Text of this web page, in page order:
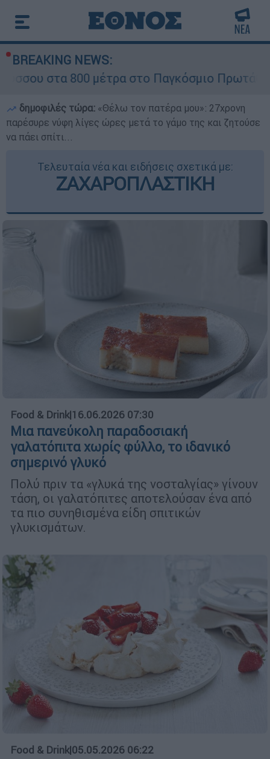
BREAKING NEWS:
μέτρα στο Παγκόσμιο Πρωτάθλημα Στίβου
δημοφιλές τώρα: «Θέλω τον πατέρα μου»: 27χρονη
παρέσυρε νύφη λίγες ώρες μετά το γάμο της και ζητούσε
να πάει σπίτι...
Τελευταία νέα και ειδήσεις σχετικά με:
ΖΑΧΑΡΟΠΛΑΣΤΙΚΗ
Food & Drink|16.06.2026 07:30
Μια πανεύκολη παραδοσιακή
γαλατόπιτα χωρίς φύλλο, το ιδανικό
σημερινό γλυκό
Πολύ πριν τα «γλυκά της νοσταλγίας» γίνουν
τάση, οι γαλατόπιτες αποτελούσαν ένα από
τα πιο συνηθισμένα είδη σπιτικών
γλυκισμάτων.
Food & Drink|05.05.2026 06:22